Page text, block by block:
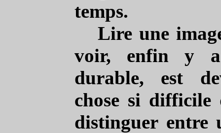
temps.
Lire une
voir, enfin y
durable, est
chose si difficile
distinguer entre